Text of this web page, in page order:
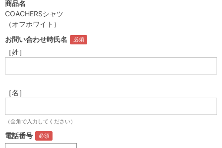
商品名
COACHERSシャツ
（オフホワイト）
お問い合わせ時氏名
［姓］
［名］
（全角で入力してください）
電話番号